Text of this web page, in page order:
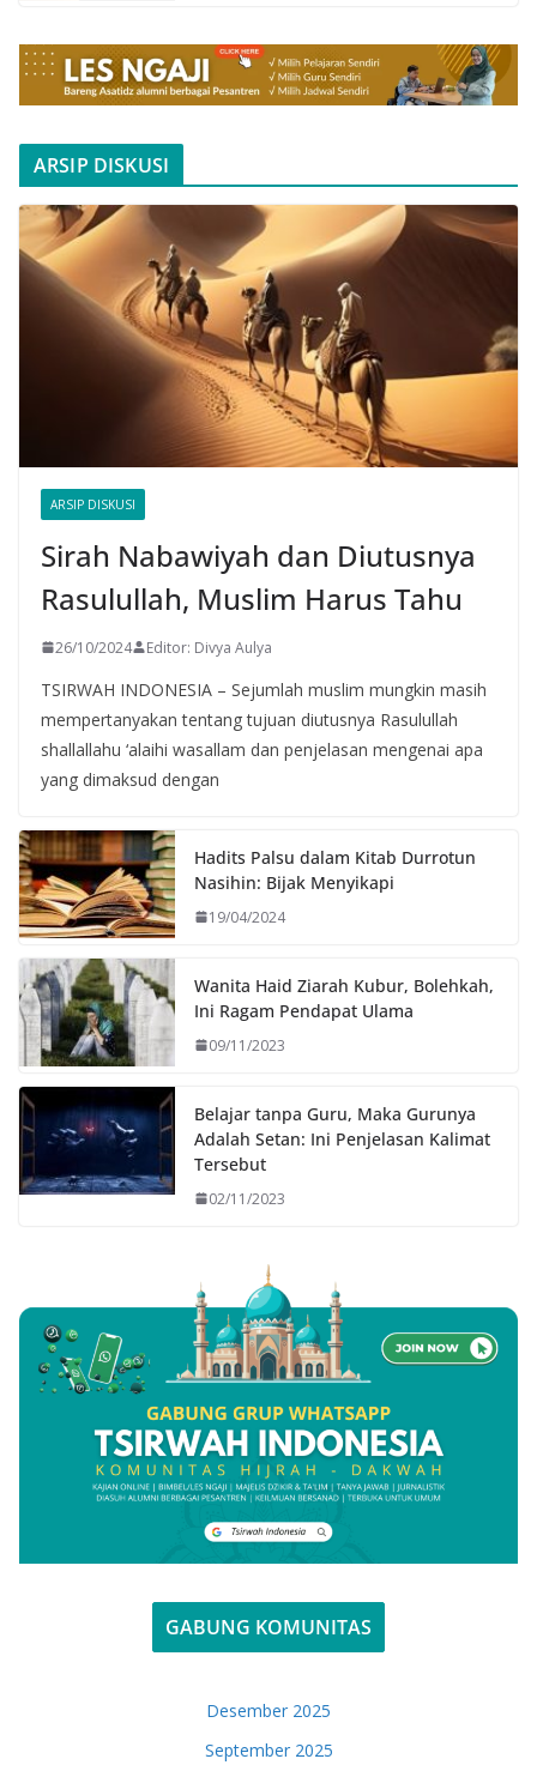
ARSIP DISKUSI
ARSIP DISKUSI
Sirah Nabawiyah dan Diutusnya
Rasulullah, Muslim Harus Tahu
26/10/2024 Editor: Divya Aulya
TSIRWAH INDONESIA – Sejumlah muslim mungkin masih
mempertanyakan tentang tujuan diutusnya Rasulullah
shallallahu ‘alaihi wasallam dan penjelasan mengenai apa
yang dimaksud dengan
Hadits Palsu dalam Kitab Durrotun
Nasihin: Bijak Menyikapi
19/04/2024
Wanita Haid Ziarah Kubur, Bolehkah,
Ini Ragam Pendapat Ulama
09/11/2023
Belajar tanpa Guru, Maka Gurunya
Adalah Setan: Ini Penjelasan Kalimat
Tersebut
02/11/2023
GABUNG KOMUNITAS
Desember 2025
September 2025